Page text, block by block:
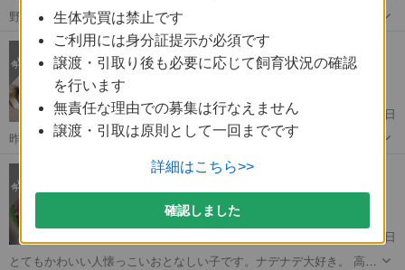
野良猫なので性格はわかりません まだ小さいので性別もわかりません
野良猫なのでお腹に虫やノミなどはいるかもしれません 今のところ健
康そうです 母猫がまだ授乳しています ５匹います
北海道 富良野市 富良野駅 猫 性格
1才未満の甘えん坊の雄ネコです
オス 0才10ヶ月
富良野駅
2月5日
昨年夏から富良野市内の街中にいました。近所で飼い主不在確認済み
の野良猫です。いろんな場所でエサをもらっていたのか少しぽっちゃ
康良好で発症なし。 届け出済み(...
北海道 富良野駅 猫
【全盲】人懐っこい三毛猫の女の子です
メス 0才6ヶ月
11月16日
とてもかわいい人懐っこいおとなしい子です。ナデナデ大好き。 高い
生体売買は禁止です
ご利用には身分証提示が必須です
譲渡・引取り後も必要に応じて飼育状況の確認
を行います
無責任な理由での募集は行なえません
譲渡・引取は原則として一回までです
詳細はこちら>>
確認しました